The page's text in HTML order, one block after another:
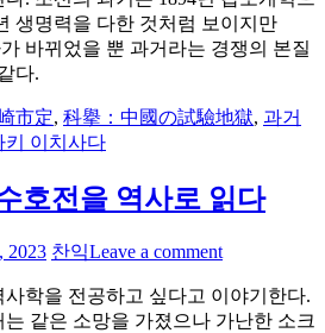
생명력을 다한 것처럼 보이지만
바뀌었을 뿐 과거라는 경쟁의 본질
다.
市定, 科擧：中國の試驗地獄, 과거
키 이치사다
호전을 역사로 읽다
2023 찬익Leave a comment
학을 전공하고 싶다고 이야기한다.
같은 소망을 가졌으나 가난한 소크